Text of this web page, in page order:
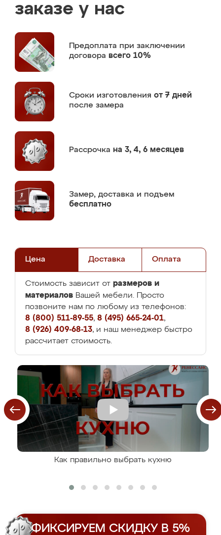
заказе у нас
Предоплата при заключении
договора всего 10%
Сроки изготовления от 7 дней
после замера
Рассрочка на 3, 4, 6 месяцев
Замер, доставка и подъем
бесплатно
Цена Доставка Оплата
Стоимость зависит от размеров и
материалов Вашей мебели. Просто
позвоните нам по любому из телефонов:
8 (800) 511-89-55, 8 (495) 665-24-01,
8 (926) 409-68-13, и наш менеджер быстро
рассчитает стоимость.
Как правильно выбрать кухню
ФИКСИРУЕМ СКИДКУ В 5%